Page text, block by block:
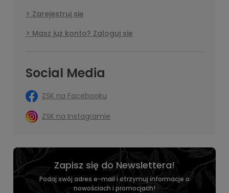
Zarejestruj się
Masz już konto? Zaloguj się
Social Media
ZSK na Facebooku
ZSK na Instagramie
Zapisz się do Newslettera!
Podaj swój adres e-mail i otrzymuj informacje o
nowościach i promocjach!